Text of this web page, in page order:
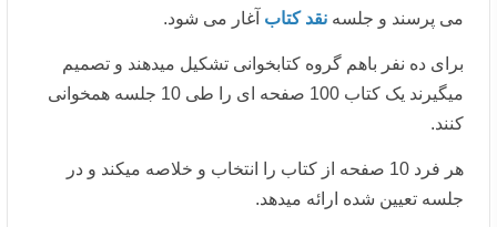
می پرسند و جلسه نقد کتاب آغار می شود.
برای ده نفر باهم گروه کتابخوانی تشکیل میدهند و تصمیم
میگیرند یک کتاب 100 صفحه ای را طی 10 جلسه همخوانی
کنند.
هر فرد 10 صفحه از کتاب را انتخاب و خلاصه میکند و در
جلسه تعیین شده ارائه میدهد.